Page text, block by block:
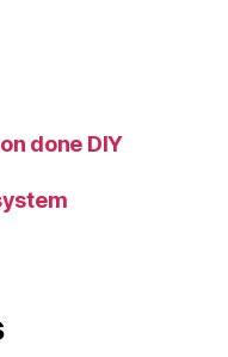
done DIY